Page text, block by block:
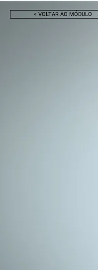
< VOLTAR AO MÓDULO